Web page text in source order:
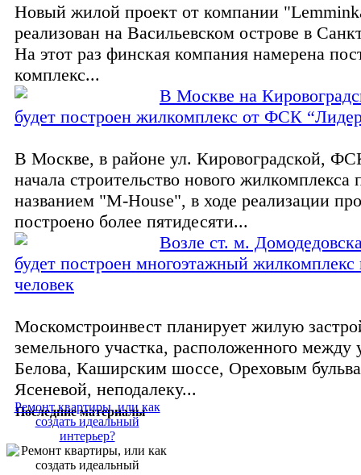
Новый жилой проект от компании
реализован на Васильевском острове в
На этот раз финская компания намерена
комплекс...
В Москве на
будет построен жилкомплекс от ФСК
В Москве, в районе ул. Кировоградской,
начала строительство нового жилкомплекса
названием "M-House", в ходе реализации
построено более пятидесяти...
Возле ст. м.
будет построен многоэтажный жилкомплекс
человек
Москомстроинвест планирует жилую
земельного участка, расположенного между
Белова, Каширским шоссе, Ореховым
Ясеневой, неподалеку...
Последние материалы
Ремонт квартиры, или как
создать идеальный
интерьер?